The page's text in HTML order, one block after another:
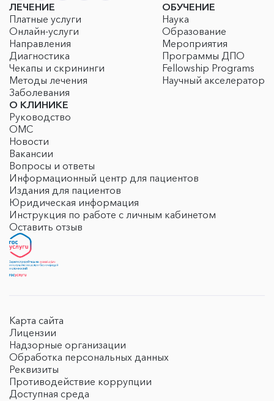
ЛЕЧЕНИЕ
Платные услуги
Онлайн-услуги
Направления
Диагностика
Чекапы и скрининги
Методы лечения
Заболевания
ОБУЧЕНИЕ
Наука
Образование
Мероприятия
Программы ДПО
Fellowship Programs
Научный акселератор
О КЛИНИКЕ
Руководство
ОМС
Новости
Вакансии
Вопросы и ответы
Информационный центр для пациентов
Издания для пациентов
Юридическая информация
Инструкция по работе с личным кабинетом
Оставить отзыв
Карта сайта
Лицензии
Надзорные организации
Обработка персональных данных
Реквизиты
Противодействие коррупции
Доступная среда